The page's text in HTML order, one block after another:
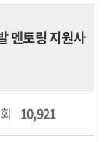
멘토링 지원사
10,921